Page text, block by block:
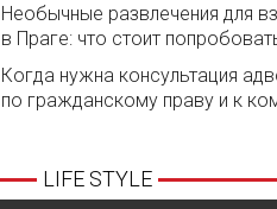
Необычные развлечения для
в Праге: что стоит
Когда нужна консультация
по гражданскому праву и к
LIFE STYLE